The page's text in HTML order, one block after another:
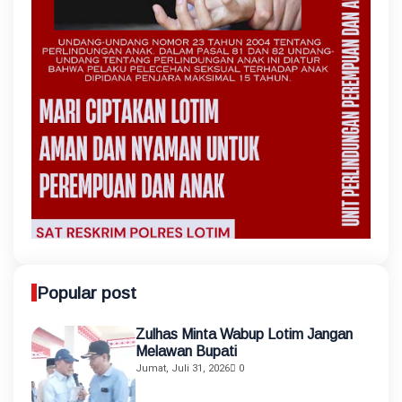
Popular post
Zulhas Minta Wabup Lotim Jangan
Melawan Bupati
Jumat, Juli 31, 2026 0